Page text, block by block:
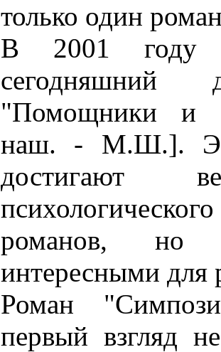
только один
В 2001 году
"Помощники и
наш. - М.Ш.].
достигают
романов, но
интересными для
Роман
первый взгляд